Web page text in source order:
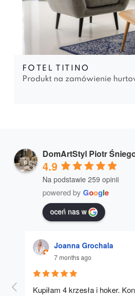
FOTEL TITINO
Produkt na zamówienie
DomArtStyl Piotr
4.9
Na podstawie 259 opinii
powered by Google
oceń nas w
Joanna Grochala
7 months ago
Kupiłam 4 krzesła i hoker.